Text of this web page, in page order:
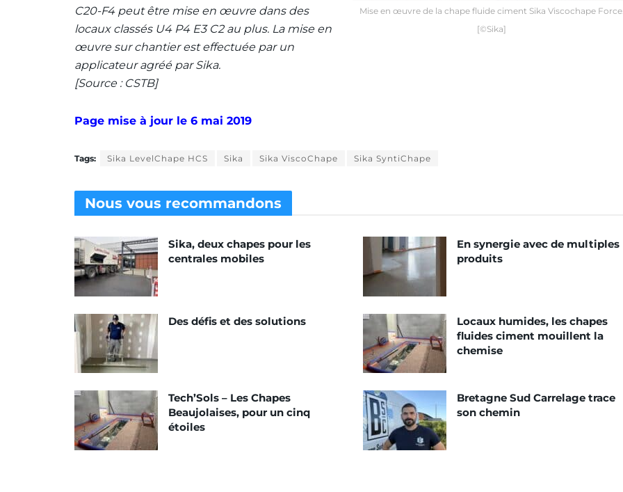
Mise en œuvre de la chape fluide ciment Sika Viscochape
[©Sika]
C20-F4 peut être mise en œuvre dans des
locaux classés U4 P4 E3 C2 au plus. La mise en
œuvre sur chantier est effectuée par un
applicateur agréé par Sika.
[Source : CSTB]
Page mise à jour le 6 mai 2019
Tags: Sika LevelChape HCS Sika Sika ViscoChape Sika SyntiChape
Nous vous recommandons
Sika, deux chapes pour les
centrales mobiles
En synergie avec de multiples
produits
Des défis et des solutions
Locaux humides, les chapes
fluides ciment mouillent la
chemise
Tech’Sols – Les Chapes
Beaujolaises, pour un cinq
étoiles
Bretagne Sud Carrelage trace
son chemin